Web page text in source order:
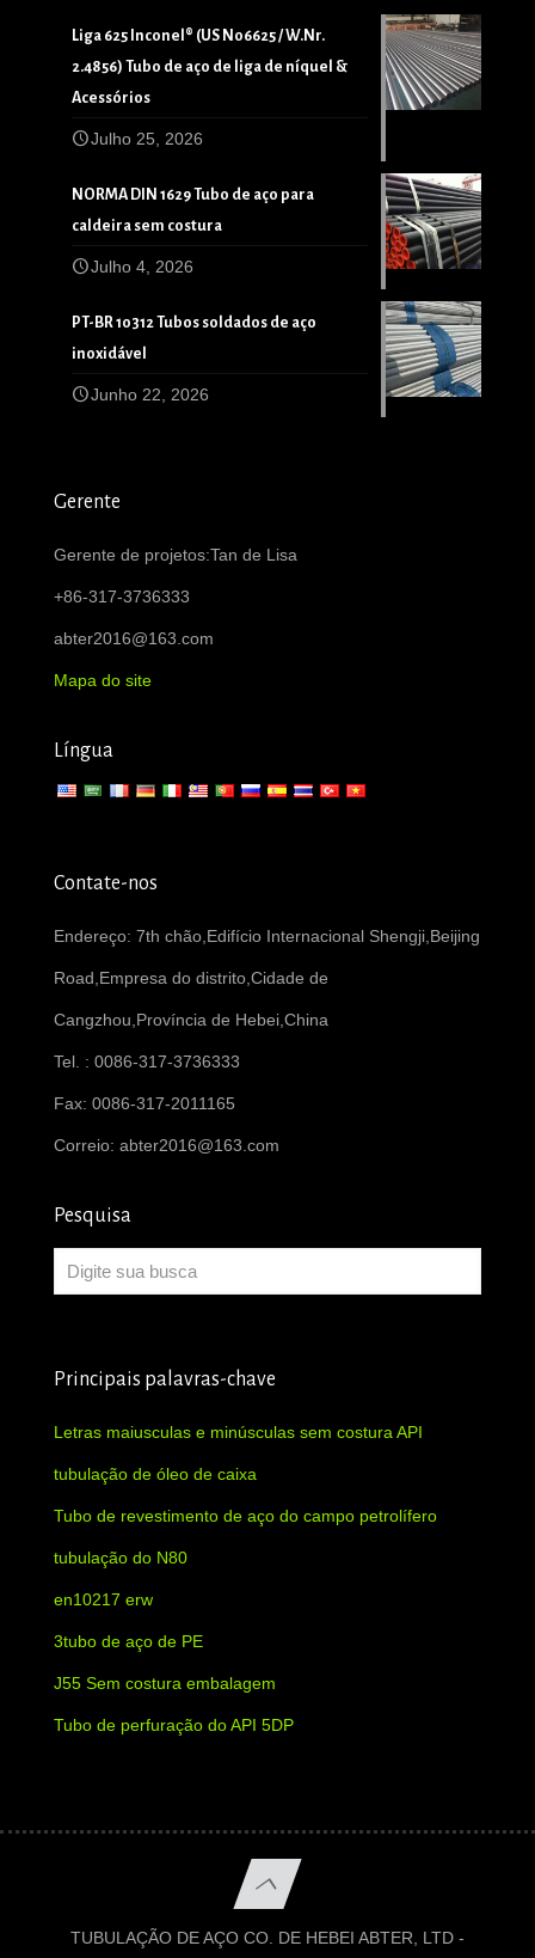
Liga 625 Inconel® (US N06625 / W.Nr.
2.4856) Tubo de aço de liga de níquel &
Acessórios
Julho 25, 2026
NORMA DIN 1629 Tubo de aço para
caldeira sem costura
Julho 4, 2026
PT-BR 10312 Tubos soldados de aço
inoxidável
Junho 22, 2026
Gerente
Gerente de projetos:Tan de Lisa
+86-317-3736333
abter2016@163.com
Mapa do site
Língua
Contate-nos
Endereço: 7th chão,Edifício Internacional Shengji,Beijing
Road,Empresa do distrito,Cidade de
Cangzhou,Província de Hebei,China
Tel. : 0086-317-3736333
Fax: 0086-317-2011165
Correio: abter2016@163.com
Pesquisa
Principais palavras-chave
Letras maiusculas e minúsculas sem costura API
tubulação de óleo de caixa
Tubo de revestimento de aço do campo petrolífero
tubulação do N80
en10217 erw
3tubo de aço de PE
J55 Sem costura embalagem
Tubo de perfuração do API 5DP
TUBULAÇÃO DE AÇO CO. DE HEBEI ABTER, LTD -